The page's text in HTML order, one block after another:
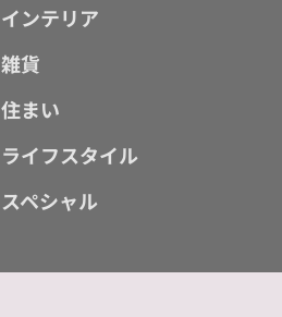
インテリア
雑貨
住まい
ライフスタイル
スペシャル